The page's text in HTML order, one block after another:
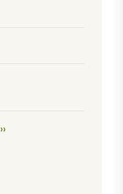
Nächste Seite
››